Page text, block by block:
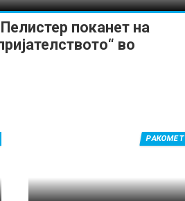
поканет на
во
РАКОМЕТ